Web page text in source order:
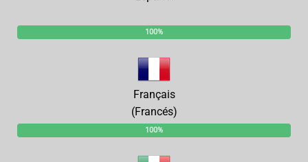
100%
Français
(Francés)
100%